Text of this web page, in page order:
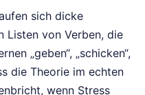
sich dicke
Listen von Verben, die
„geben“, „schicken“,
die Theorie im echten
wenn Stress